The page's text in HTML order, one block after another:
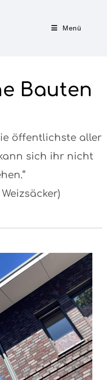
Menü
Bauten
öffentlichste aller
sich ihr nicht